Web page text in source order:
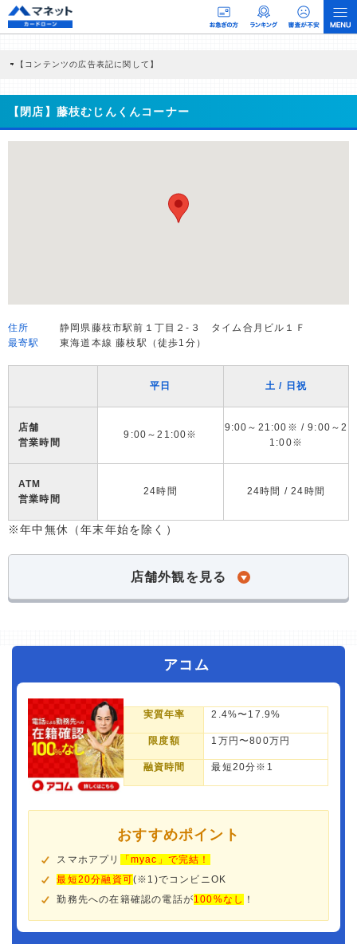
【コンテンツの広告表記に関して】
商品を根拠なくPRするものではなく、当編集部の調査／ユーザーへの口コミ収集な
どに基づき、公平性を担保した情報提供を行っています。
>提携企業一覧
【閉店】藤枝むじんくんコーナー
住所
静岡県藤枝市駅前１丁目２-３ タイム合月ビル１Ｆ
最寄駅
東海道本線 藤枝駅（徒歩1分）
平日 土 / 日祝
店舗
営業時間
9:00～21:00※
9:00～21:00※ / 9:00～2
1:00※
ATM
営業時間
24時間 24時間 / 24時間
※年中無休（年末年始を除く）
店舗外観を見る
アコム
実質年率 2.4%〜17.9%
限度額 1万円〜800万円
融資時間 最短20分※1
おすすめポイント
スマホアプリ
「myac」で完結！
最短20分融資可(※1)でコンビニOK
勤務先への在籍確認の電話が100%なし ！